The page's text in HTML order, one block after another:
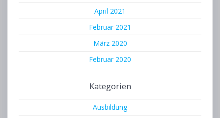
April 2021
Februar 2021
März 2020
Februar 2020
Kategorien
Ausbildung